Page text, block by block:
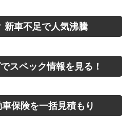
新車不足で人気沸騰
スペック情報を見る！
保険を一括見積もり